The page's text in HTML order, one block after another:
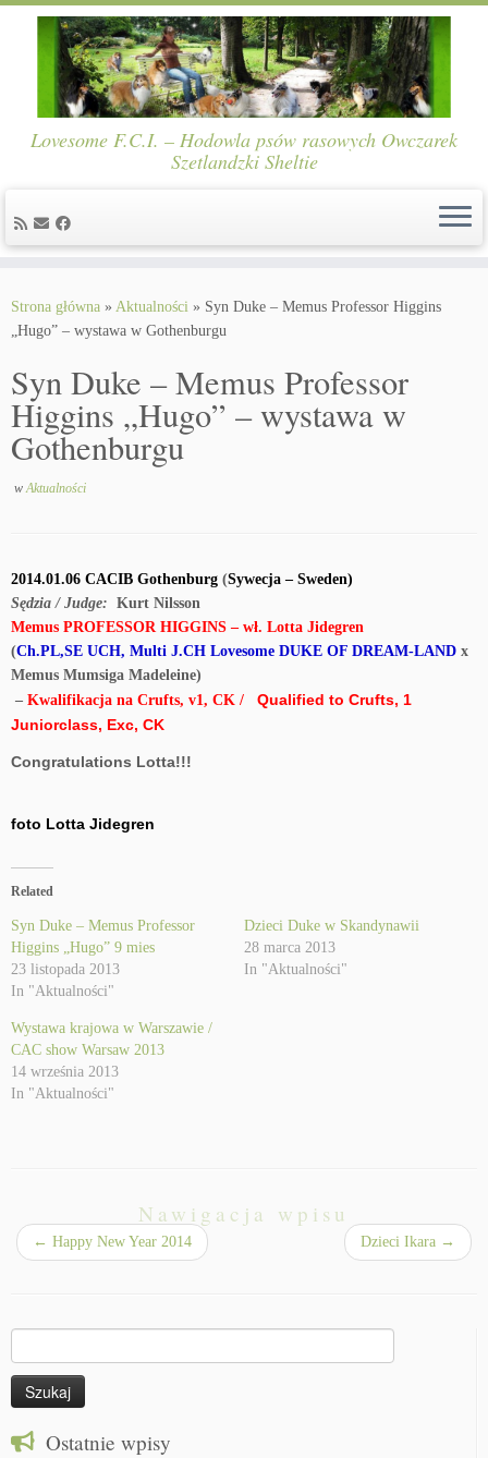
content
Lovesome F.C.I. – Hodowla psów rasowych Owczarek
Szetlandzki Sheltie
Strona główna » Aktualności » Syn Duke – Memus Professor Higgins
„Hugo” – wystawa w Gothenburgu
Syn Duke – Memus Professor
Higgins „Hugo” – wystawa w
Gothenburgu
wAktualności
2014.01.06 CACIB Gothenburg (Sywecja – Sweden)
Sędzia / Judge: Kurt Nilsson
Memus PROFESSOR HIGGINS – wł. Lotta Jidegren
(Ch.PL,SE UCH, Multi J.CH Lovesome DUKE OF DREAM-LAND x
Memus Mumsiga Madeleine)
– Kwalifikacja na Crufts, v1, CK / Qualified to Crufts, 1
Juniorclass, Exc, CK
Congratulations Lotta!!!
foto Lotta Jidegren
Related
Syn Duke – Memus Professor
Higgins „Hugo” 9 mies
23 listopada 2013
In "Aktualności"
Dzieci Duke w Skandynawii
28 marca 2013
In "Aktualności"
Wystawa krajowa w Warszawie /
CAC show Warsaw 2013
14 września 2013
In "Aktualności"
Nawigacja wpisu
← Happy New Year 2014 Dzieci Ikara →
Ostatnie wpisy